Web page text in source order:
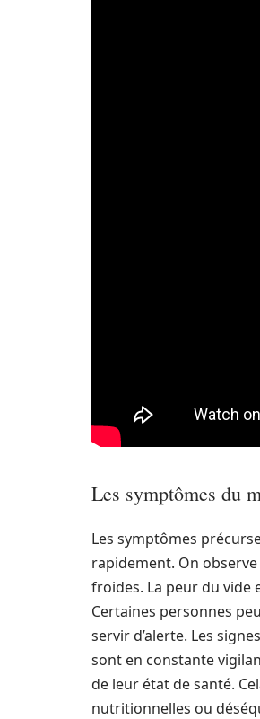
Les symptômes du
Les symptômes
rapidement. On
froides. La peur du vide
Certaines personnes
servir d’alerte. Les
sont en constante
de leur état de santé.
nutritionnelles ou